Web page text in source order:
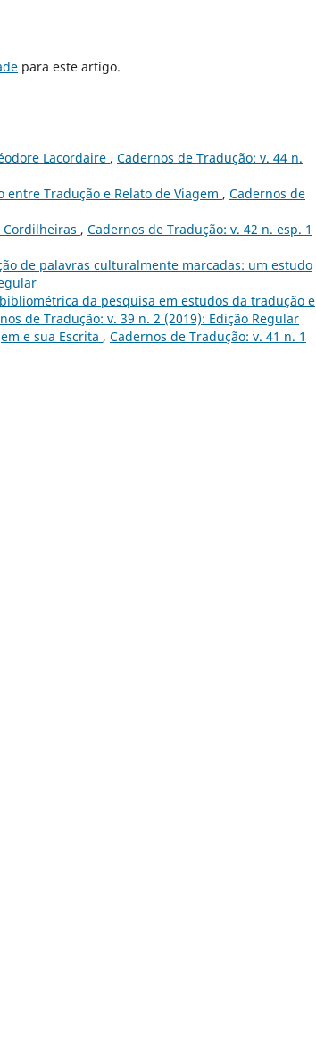
para este artigo.
Lacordaire , Cadernos de Tradução: v. 44 n.
entre Tradução e Relato de Viagem , Cadernos de
Cordilheiras , Cadernos de Tradução: v. 42 n. esp. 1
de palavras culturalmente marcadas: um estudo
da pesquisa em estudos da tradução e
de Tradução: v. 39 n. 2 (2019): Edição Regular
e sua Escrita , Cadernos de Tradução: v. 41 n. 1